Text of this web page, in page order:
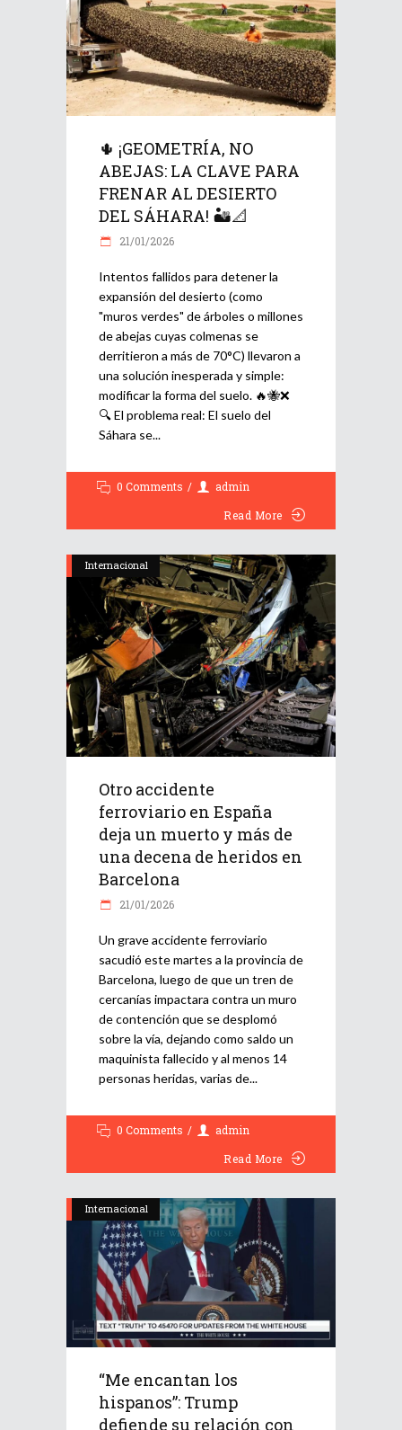
🌵 ¡GEOMETRÍA, NO
ABEJAS: LA CLAVE PARA
FRENAR AL DESIERTO
DEL SÁHARA! 🏜️📐
21/01/2026
Intentos fallidos para detener la
expansión del desierto (como
"muros verdes" de árboles o millones
de abejas cuyas colmenas se
derritieron a más de 70°C) llevaron a
una solución inesperada y simple:
modificar la forma del suelo. 🔥🐝❌
🔍 El problema real: El suelo del
Sáhara se
0 Comments
admin
Read More
Internacional
Otro accidente
ferroviario en España
deja un muerto y más de
una decena de heridos en
Barcelona
21/01/2026
Un grave accidente ferroviario
sacudió este martes a la provincia de
Barcelona, luego de que un tren de
cercanías impactara contra un muro
de contención que se desplomó
sobre la vía, dejando como saldo un
maquinista fallecido y al menos 14
personas heridas, varias de
0 Comments
admin
Read More
Internacional
“Me encantan los
hispanos”: Trump
defiende su relación con